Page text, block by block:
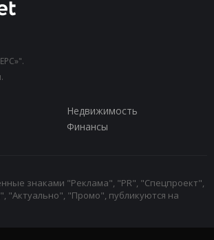
Недвижимость
Финансы
знаками "Реклама", "PR", "Спецпроект",
"Актуально", "Промо", публикуются на